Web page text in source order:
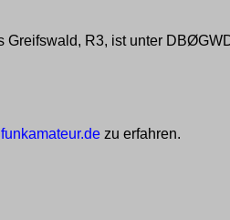
R3, ist unter
zu erfahren.